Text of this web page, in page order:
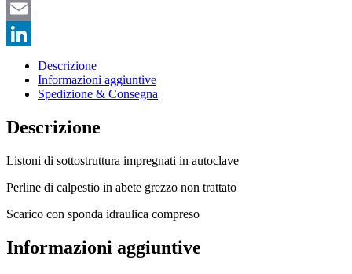
Telegram
Email
LinkedIn
Descrizione
Informazioni aggiuntive
Spedizione & Consegna
Descrizione
Listoni di sottostruttura impregnati in autoclave
Perline di calpestio in abete grezzo non trattato
Scarico con sponda idraulica compreso
Informazioni aggiuntive